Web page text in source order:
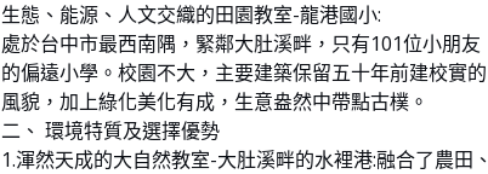
生態、能源、人文交織的田園教室-龍港國小:
處於台中市最西南隅，緊鄰大肚溪畔，只有101位小朋友
的偏遠小學。校園不大，主要建築保留五十年前建校實的
風貌，加上綠化美化有成，生意盎然中帶點古樸。
二、 環境特質及選擇優勢
1.渾然天成的大自然教室-大肚溪畔的水裡港:融合了農田、